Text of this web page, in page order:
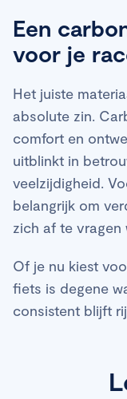
zelfs stijver kan
Daardoor kan
gebouwd, vooral
daadwerkelijke
kwaliteit van het
carbon
rond de UCI-
de 7,5 en 8,5 kg
niet alleen
wielen, groepset
Een
voor je
Het juiste
absolute zin.
comfort en
uitblinkt in
veelzijdigheid.
belangrijk om
zich af te vragen
Of je nu kiest
fiets is degene
consistent blijft